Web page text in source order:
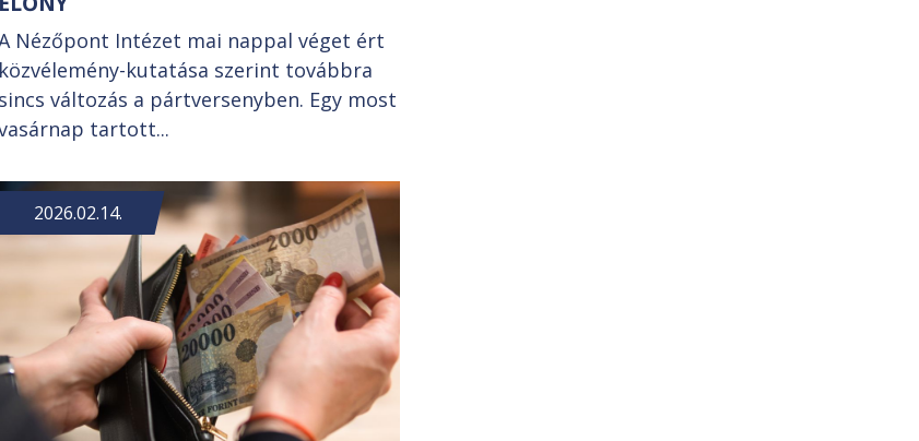
Nézőpont Intézet mai nappal véget ért
közvélemény-kutatása szerint továbbra
sincs változás a pártversenyben. Egy most
tartott...
2026.02.14.